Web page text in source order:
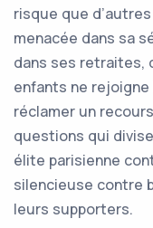
risque que
menacée dans sa
dans ses retraites,
enfants ne
réclamer un
questions qui
élite parisienne
silencieuse contre
leurs supporters.